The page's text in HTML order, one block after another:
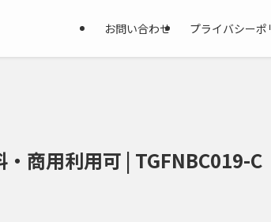
お問い合わせ プライバシーポ
商用利用可 | TGFNBC019-C